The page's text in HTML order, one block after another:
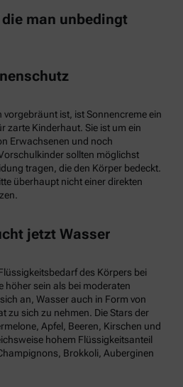
man unbedingt
vorgebräunt ist, ist Sonnencreme ein
zarte Kinderhaut. Sie ist um ein
Erwachsenen und noch
sollten möglichst
tragen, die den Körper bedeckt.
überhaupt nicht einer direkten
jetzt Wasser
des Körpers bei
höher sein als bei moderaten
an, Wasser auch in Form von
zu sich zu nehmen. Die Stars der
Apfel, Beeren, Kirschen und
hohem Flüssigkeitsanteil
Brokkoli, Auberginen